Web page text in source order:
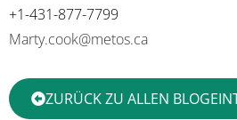
+1-431-877-7799
Marty.cook@metos.ca
ZURÜCK ZU ALLEN